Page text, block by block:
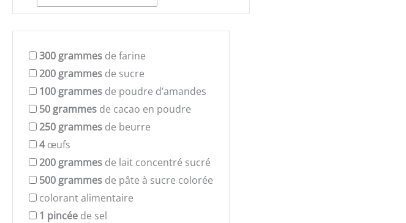
300 grammes de farine
200 grammes de sucre
100 grammes de poudre d’amandes
50 grammes de cacao en poudre
250 grammes de beurre
4œufs
200 grammes de lait concentré sucré
500 grammes de pâte à sucre colorée
colorant alimentaire
1 pincée de sel